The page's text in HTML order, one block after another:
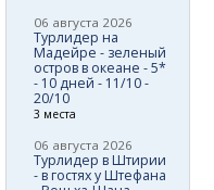
06 августа 2026
Турлидер на
Мадейре - зеленый
остров в океане - 5*
- 10 дней - 11/10 -
20/10
3 места
06 августа 2026
Турлидер в Штирии
- в гостях у Штефана